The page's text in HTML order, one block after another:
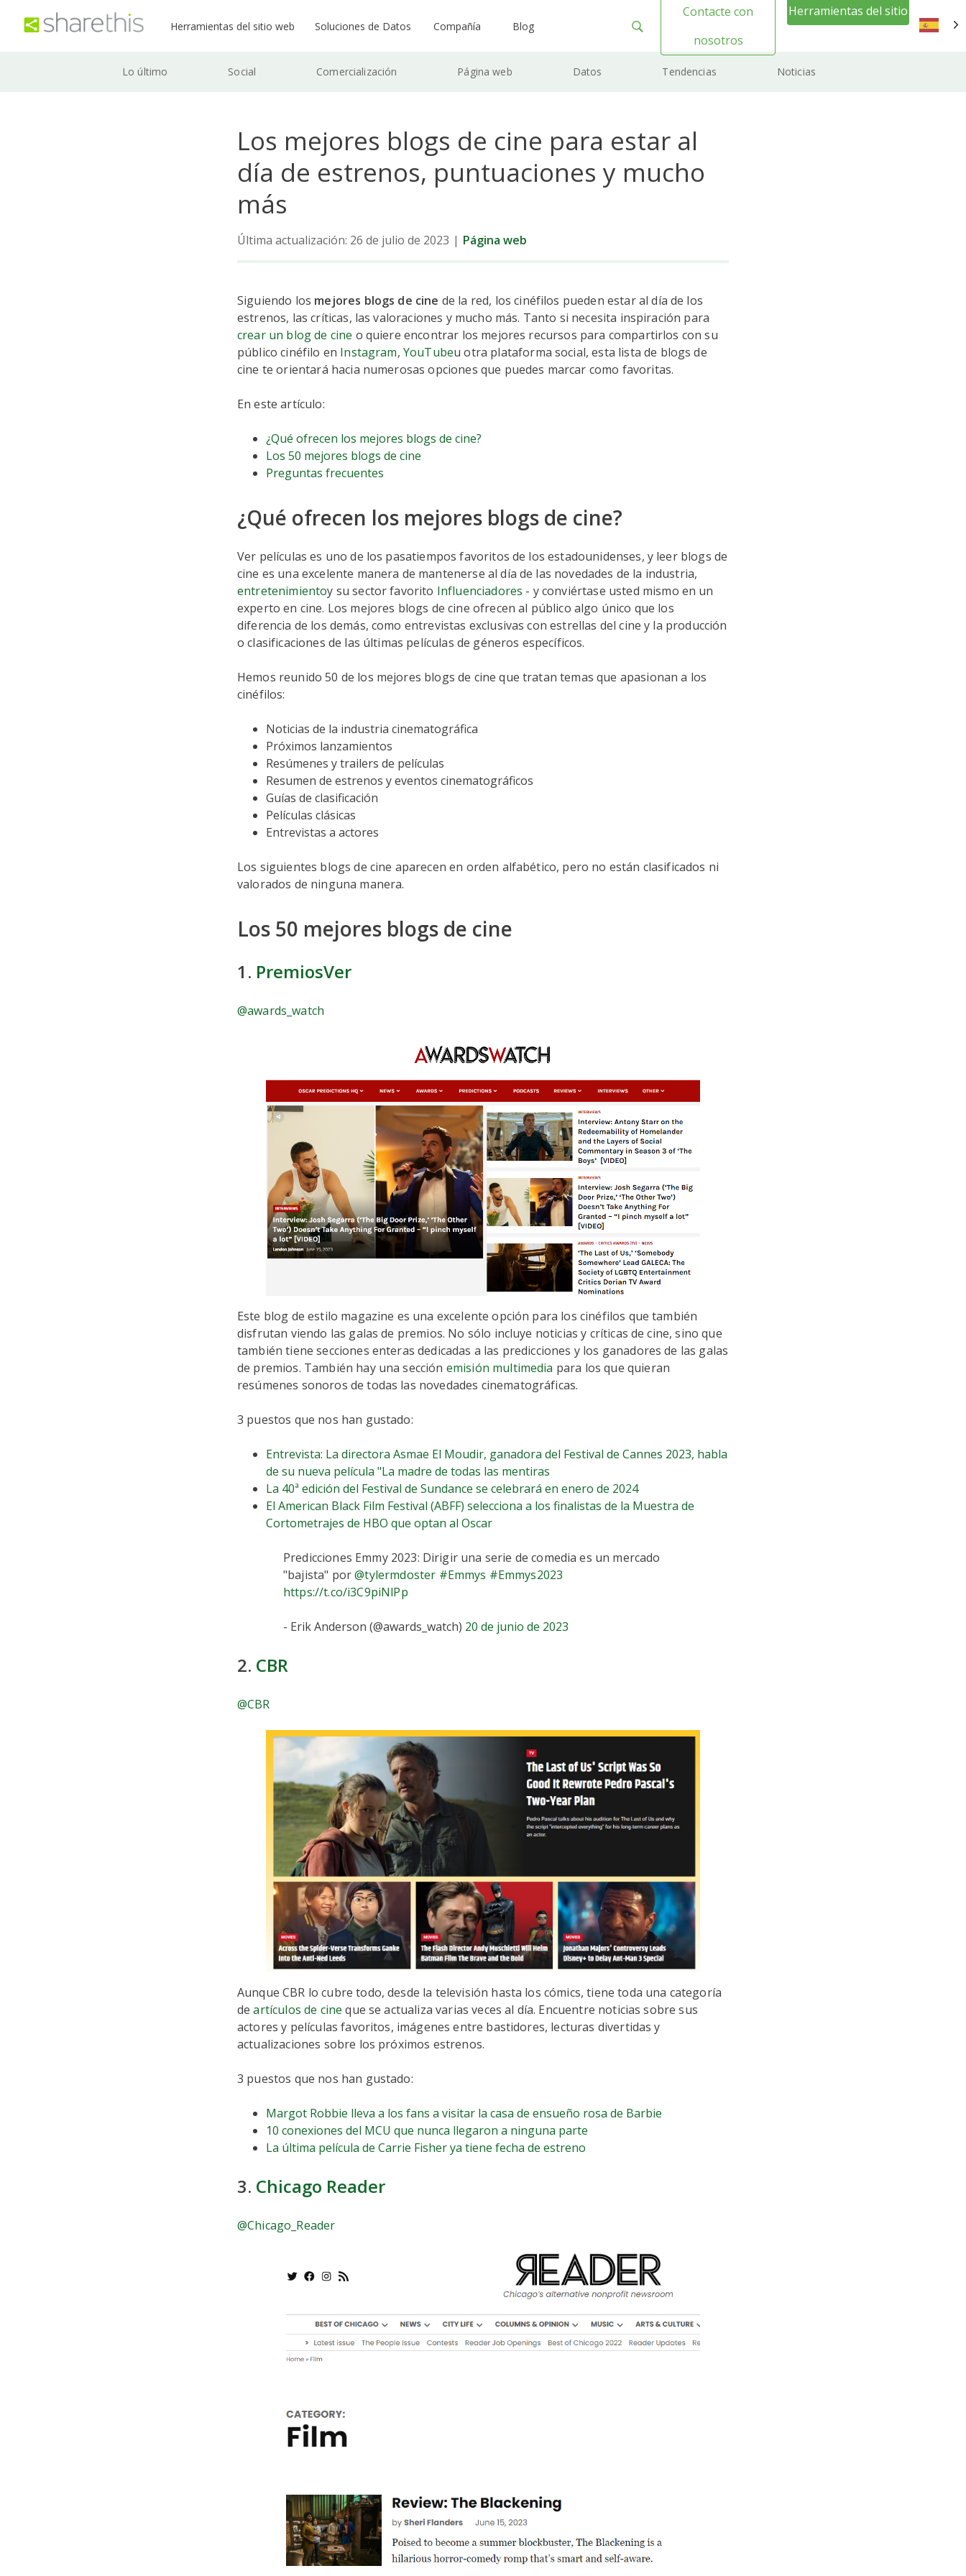
Herramientas del sitio web Soluciones de Datos Compañía Blog
Contacte con
nosotros
Herramientas del sitio
Lo último Social Comercialización Página web Datos Tendencias Noticias
Los mejores blogs de cine para estar al
día de estrenos, puntuaciones y mucho
más
Última actualización: 26 de julio de 2023 | Página web
Siguiendo los mejores blogs de cine de la red, los cinéfilos pueden estar al día de los
estrenos, las críticas, las valoraciones y mucho más. Tanto si necesita inspiración para
crear un blog de cine o quiere encontrar los mejores recursos para compartirlos con su
público cinéfilo en Instagram, YouTubeu otra plataforma social, esta lista de blogs de
cine te orientará hacia numerosas opciones que puedes marcar como favoritas.
En este artículo:
¿Qué ofrecen los mejores blogs de cine?
Los 50 mejores blogs de cine
Preguntas frecuentes
¿Qué ofrecen los mejores blogs de cine?
Ver películas es uno de los pasatiempos favoritos de los estadounidenses, y leer blogs de
cine es una excelente manera de mantenerse al día de las novedades de la industria,
entretenimientoy su sector favorito Influenciadores - y conviértase usted mismo en un
experto en cine. Los mejores blogs de cine ofrecen al público algo único que los
diferencia de los demás, como entrevistas exclusivas con estrellas del cine y la producción
o clasificaciones de las últimas películas de géneros específicos.
Hemos reunido 50 de los mejores blogs de cine que tratan temas que apasionan a los
cinéfilos:
Noticias de la industria cinematográfica
Próximos lanzamientos
Resúmenes y trailers de películas
Resumen de estrenos y eventos cinematográficos
Guías de clasificación
Películas clásicas
Entrevistas a actores
Los siguientes blogs de cine aparecen en orden alfabético, pero no están clasificados ni
valorados de ninguna manera.
Los 50 mejores blogs de cine
1. PremiosVer
@awards_watch
Este blog de estilo magazine es una excelente opción para los cinéfilos que también
disfrutan viendo las galas de premios. No sólo incluye noticias y críticas de cine, sino que
también tiene secciones enteras dedicadas a las predicciones y los ganadores de las galas
de premios. También hay una sección emisión multimedia para los que quieran
resúmenes sonoros de todas las novedades cinematográficas.
3 puestos que nos han gustado:
Entrevista: La directora Asmae El Moudir, ganadora del Festival de Cannes 2023, habla
de su nueva película "La madre de todas las mentiras
La 40ª edición del Festival de Sundance se celebrará en enero de 2024
El American Black Film Festival (ABFF) selecciona a los finalistas de la Muestra de
Cortometrajes de HBO que optan al Oscar
Predicciones Emmy 2023: Dirigir una serie de comedia es un mercado
"bajista" por@tylermdoster #Emmys #Emmys2023
https://t.co/i3C9piNlPp
- Erik Anderson (@awards_watch) 20 de junio de 2023
2. CBR
@CBR
Aunque CBR lo cubre todo, desde la televisión hasta los cómics, tiene toda una categoría
deartículos de cine que se actualiza varias veces al día. Encuentre noticias sobre sus
actores y películas favoritos, imágenes entre bastidores, lecturas divertidas y
actualizaciones sobre los próximos estrenos.
3 puestos que nos han gustado:
Margot Robbie lleva a los fans a visitar la casa de ensueño rosa de Barbie
10 conexiones del MCU que nunca llegaron a ninguna parte
La última película de Carrie Fisher ya tiene fecha de estreno
3. Chicago Reader
@Chicago_Reader